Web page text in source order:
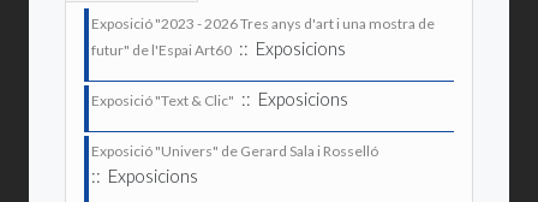
Exposició "2023 - 2026 Tres anys d'art i una mostra de
futur" de l'Espai Art60 :: Exposicions
Exposició "Text & Clic" :: Exposicions
Exposició "Univers" de Gerard Sala i Rosselló
:: Exposicions